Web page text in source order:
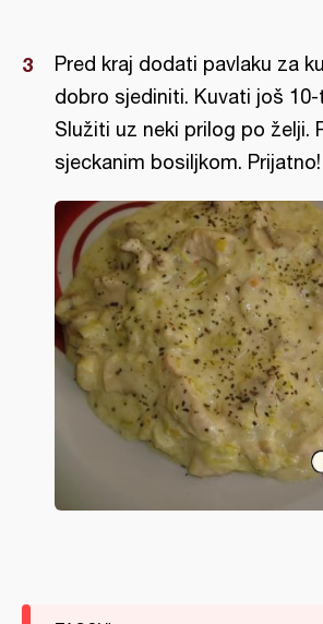
Pred kraj dodati pavlaku za
dobro sjediniti. Kuvati još
Služiti uz neki prilog po želji.
sjeckanim bosiljkom. Prijatno!